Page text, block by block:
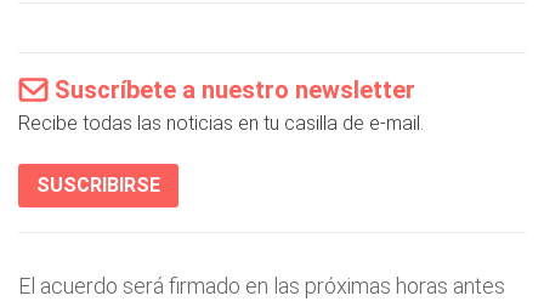
Suscríbete a nuestro newsletter
Recibe todas las noticias en tu casilla de e-mail.
SUSCRIBIRSE
El acuerdo será firmado en las próximas horas antes